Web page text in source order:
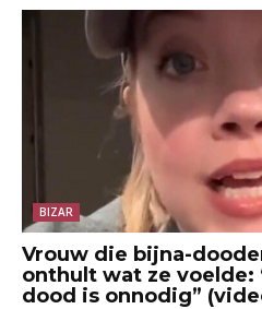
BIZAR
Vrouw die bijna-
onthult wat ze voelde:
dood is onnodig”